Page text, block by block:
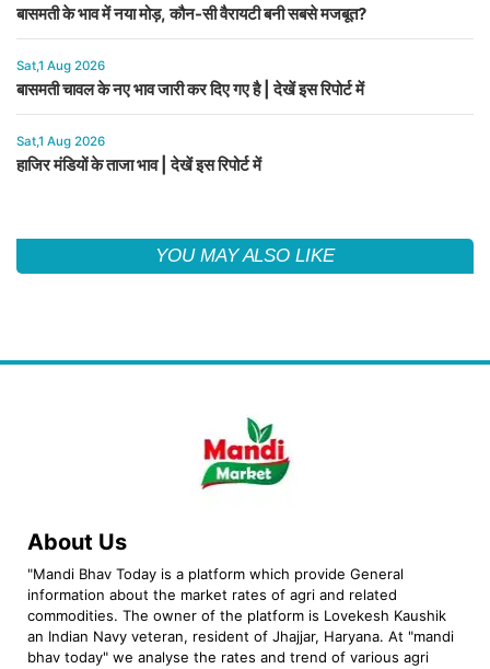
बासमती के भाव में नया मोड़, कौन-सी वैरायटी बनी सबसे मजबूत?
Sat,1 Aug 2026
बासमती चावल के नए भाव जारी कर दिए गए है | देखें इस रिपोर्ट में
Sat,1 Aug 2026
हाजिर मंडियों के ताजा भाव | देखें इस रिपोर्ट में
YOU MAY ALSO LIKE
About Us
"Mandi Bhav Today is a platform which provide General
information about the market rates of agri and related
commodities. The owner of the platform is Lovekesh Kaushik
an Indian Navy veteran, resident of Jhajjar, Haryana. At "mandi
bhav today" we analyse the rates and trend of various agri